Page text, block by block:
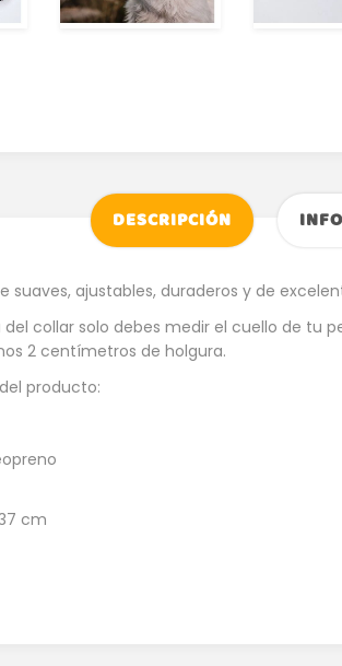
DESCRIPCIÓN
suaves, ajustables, duraderos y de
del collar solo debes medir el cuello de tu
2 centímetros de holgura.
producto:
cm